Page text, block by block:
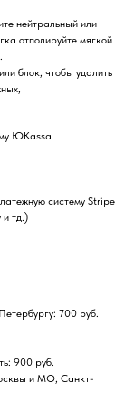
нейтральный или
отполируйте мягкой
блок, чтобы удалить
ЮKassa
систему Stripe
тд.)
700 руб.
900 руб.
и МО, Санкт-